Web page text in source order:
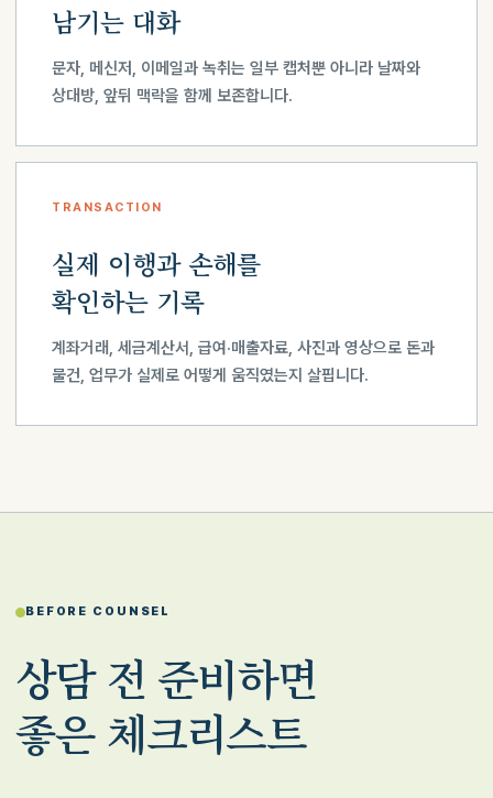
남기는 대화
문자, 메신저, 이메일과 녹취는 일부 캡처뿐 아니라 날짜와
상대방, 앞뒤 맥락을 함께 보존합니다.
TRANSACTION
실제 이행과 손해를
확인하는 기록
계좌거래, 세금계산서, 급여·매출자료, 사진과 영상으로 돈과
물건, 업무가 실제로 어떻게 움직였는지 살핍니다.
BEFORE COUNSEL
상담 전 준비하면
좋은 체크리스트